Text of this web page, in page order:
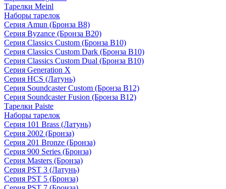
Тарелки Meinl
Наборы тарелок
Серия Amun (Бронза B8)
Серия Byzance (Бронза B20)
Серия Classics Custom (Бронза B10)
Серия Classics Custom Dark (Бронза B10)
Серия Classics Custom Dual (Бронза B10)
Серия Generation X
Серия HCS (Латунь)
Серия Soundcaster Custom (Бронза B12)
Серия Soundcaster Fusion (Бронза B12)
Тарелки Paiste
Наборы тарелок
Серия 101 Brass (Латунь)
Серия 2002 (Бронза)
Серия 201 Bronze (Бронза)
Серия 900 Series (Бронза)
Серия Masters (Бронза)
Серия PST 3 (Латунь)
Серия PST 5 (Бронза)